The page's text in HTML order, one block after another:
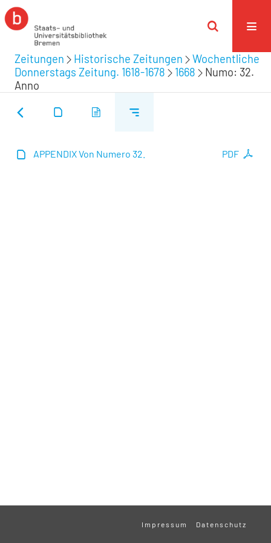
Zeitungen Historische Zeitungen
Wochentliche
Donnerstags Zeitung. 1618-1678
1668
Numo: 32.
Anno
PDF
APPENDIX Von Numero 32.
Impressum Datenschutz